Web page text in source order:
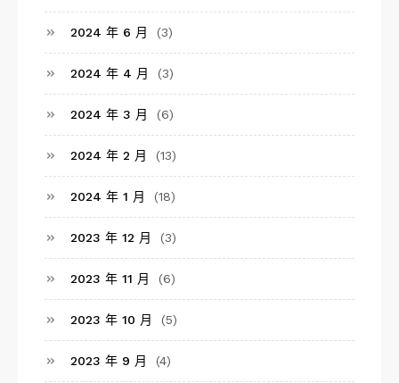
2024 年 6 月 (3)
2024 年 4 月 (3)
2024 年 3 月 (6)
2024 年 2 月 (13)
2024 年 1 月 (18)
2023 年 12 月 (3)
2023 年 11 月 (6)
2023 年 10 月 (5)
2023 年 9 月 (4)